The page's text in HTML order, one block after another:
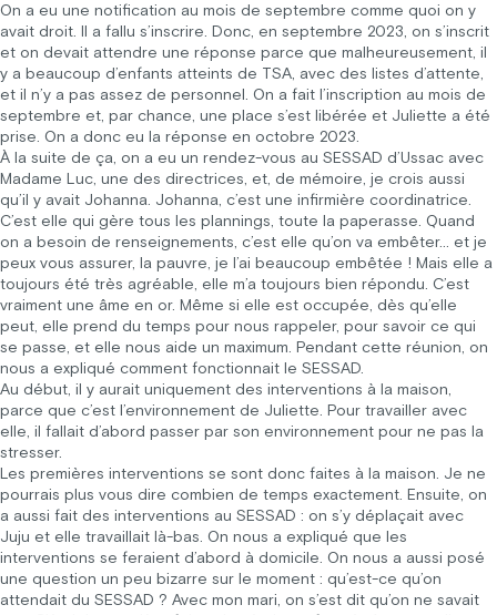
On a eu une notification au mois de septembre comme quoi on y
avait droit. Il a fallu s’inscrire. Donc, en septembre 2023, on s’inscrit
et on devait attendre une réponse parce que malheureusement, il
y a beaucoup d’enfants atteints de TSA, avec des listes d’attente,
et il n’y a pas assez de personnel. On a fait l’inscription au mois de
septembre et, par chance, une place s’est libérée et Juliette a été
prise. On a donc eu la réponse en octobre 2023.
À la suite de ça, on a eu un rendez-vous au SESSAD d’Ussac avec
Madame Luc, une des directrices, et, de mémoire, je crois aussi
qu’il y avait Johanna. Johanna, c’est une infirmière coordinatrice.
C’est elle qui gère tous les plannings, toute la paperasse. Quand
on a besoin de renseignements, c’est elle qu’on va embêter… et je
peux vous assurer, la pauvre, je l’ai beaucoup embêtée ! Mais elle a
toujours été très agréable, elle m’a toujours bien répondu. C’est
vraiment une âme en or. Même si elle est occupée, dès qu’elle
peut, elle prend du temps pour nous rappeler, pour savoir ce qui
se passe, et elle nous aide un maximum. Pendant cette réunion, on
nous a expliqué comment fonctionnait le SESSAD.
Au début, il y aurait uniquement des interventions à la maison,
parce que c’est l’environnement de Juliette. Pour travailler avec
elle, il fallait d’abord passer par son environnement pour ne pas la
stresser.
Les premières interventions se sont donc faites à la maison. Je ne
pourrais plus vous dire combien de temps exactement. Ensuite, on
a aussi fait des interventions au SESSAD : on s’y déplaçait avec
Juju et elle travaillait là-bas. On nous a expliqué que les
interventions se feraient d’abord à domicile. On nous a aussi posé
une question un peu bizarre sur le moment : qu’est-ce qu’on
attendait du SESSAD ? Avec mon mari, on s’est dit qu’on ne savait